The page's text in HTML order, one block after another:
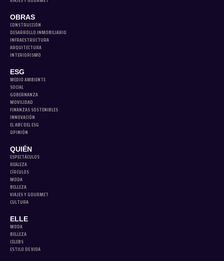
OBRAS
CONSTRUCCIÓN
DESARROLLO INMOBILIARIO
INFRAESTRUCTURA
ARQUITECTURA
INTERIORISMO
ESG
MEDIO AMBIENTE
SOCIAL
GOBERNANZA
MOVILIDAD
FINANZAS SOSTENIBLES
INNOVACIÓN
EL ABC DEL ESG
OPINIÓN
QUIÉN
ESPECTÁCULOS
REALEZA
CÍRCULOS
MODA
BELLEZA
VIAJES Y GOURMET
CULTURA
ELLE
MODA
BELLEZA
CELEBS
ESTILO DE VIDA